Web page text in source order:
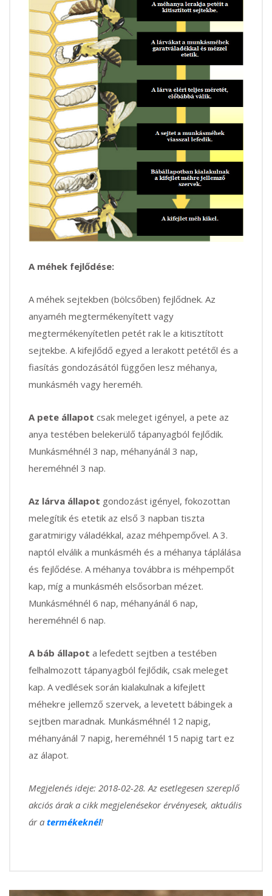
A méhek fejlődése:
A méhek sejtekben (bölcsőben) fejlődnek. Az
anyaméh megtermékenyített vagy
megtermékenyítetlen petét rak le a kitisztított
sejtekbe. A kifejlődő egyed a lerakott petétől és a
fiasítás gondozásától függően lesz méhanya,
munkásméh vagy hereméh.
A pete állapot csak meleget igényel, a pete az
anya testében belekerülő tápanyagból fejlődik.
Munkásméhnél 3 nap, méhanyánál 3 nap,
hereméhnél 3 nap.
Az lárva állapot gondozást igényel, fokozottan
melegítik és etetik az első 3 napban tiszta
garatmirigy váladékkal, azaz méhpempővel. A 3.
naptól elválik a munkásméh és a méhanya táplálása
és fejlődése. A méhanya továbbra is méhpempőt
kap, míg a munkásméh elsősorban mézet.
Munkásméhnél 6 nap, méhanyánál 6 nap,
hereméhnél 6 nap.
A báb állapot a lefedett sejtben a testében
felhalmozott tápanyagból fejlődik, csak meleget
kap. A vedlések során kialakulnak a kifejlett
méhekre jellemző szervek, a levetett bábingek a
sejtben maradnak. Munkásméhnél 12 napig,
méhanyánál 7 napig, hereméhnél 15 napig tart ez
az álapot.
Megjelenés ideje: 2018-02-28. Az esetlegesen szereplő
akciós árak a cikk megjelenésekor érvényesek, aktuális
ár a termékeknél!